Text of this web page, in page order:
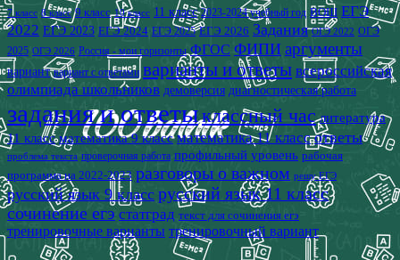
7 класс 8 класс 9 класс 10 класс 11 класс 2023-2024 учебный год ВОШ ЕГЭ
2022 ЕГЭ 2023 ЕГЭ 2024 ЕГЭ 2025 ЕГЭ 2026 Задания ОГЭ 2022 ОГЭ
2025 ОГЭ 2026 Россия - мои горизонты ФГОС ФИПИ аргументы
вариант вариант с ответами варианты и ответы всероссийская
олимпиада школьников демоверсия диагностическая работа
задания и ответыклассный час литература
11 класс математика 9 класс математика 11 класс ответы
проблема текста проверочная работа профильный уровень рабочая
программа на 2022-2023 разговоры о важном решу ЕГЭ
русский язык 9 класс русский язык 11 класс
сочинение егэ статград текст для сочинения егэ
тренировочные варианты тренировочный вариант